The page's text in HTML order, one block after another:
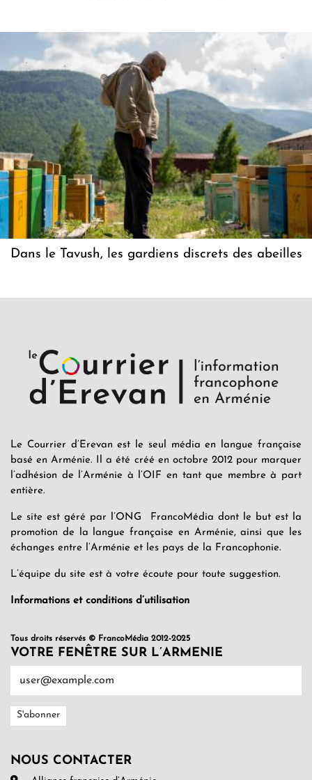
Dans le Tavush, les gardiens discrets des abeilles
Le Courrier d’Erevan est le seul média en langue française
basé en Arménie. Il a été créé en octobre 2012 pour marquer
l’adhésion de l’Arménie à l’OIF en tant que membre à part
entière.
Le site est géré par l’ONG FrancoMédia dont le but est la
promotion de la langue française en Arménie, ainsi que les
échanges entre l’Arménie et les pays de la Francophonie.
L’équipe du site est à votre écoute pour toute suggestion.
Informations et conditions d’utilisation
Tous droits réservés © FrancoMédia 2012-2025
VOTRE FENÊTRE SUR L’ARMENIE
NOUS CONTACTER